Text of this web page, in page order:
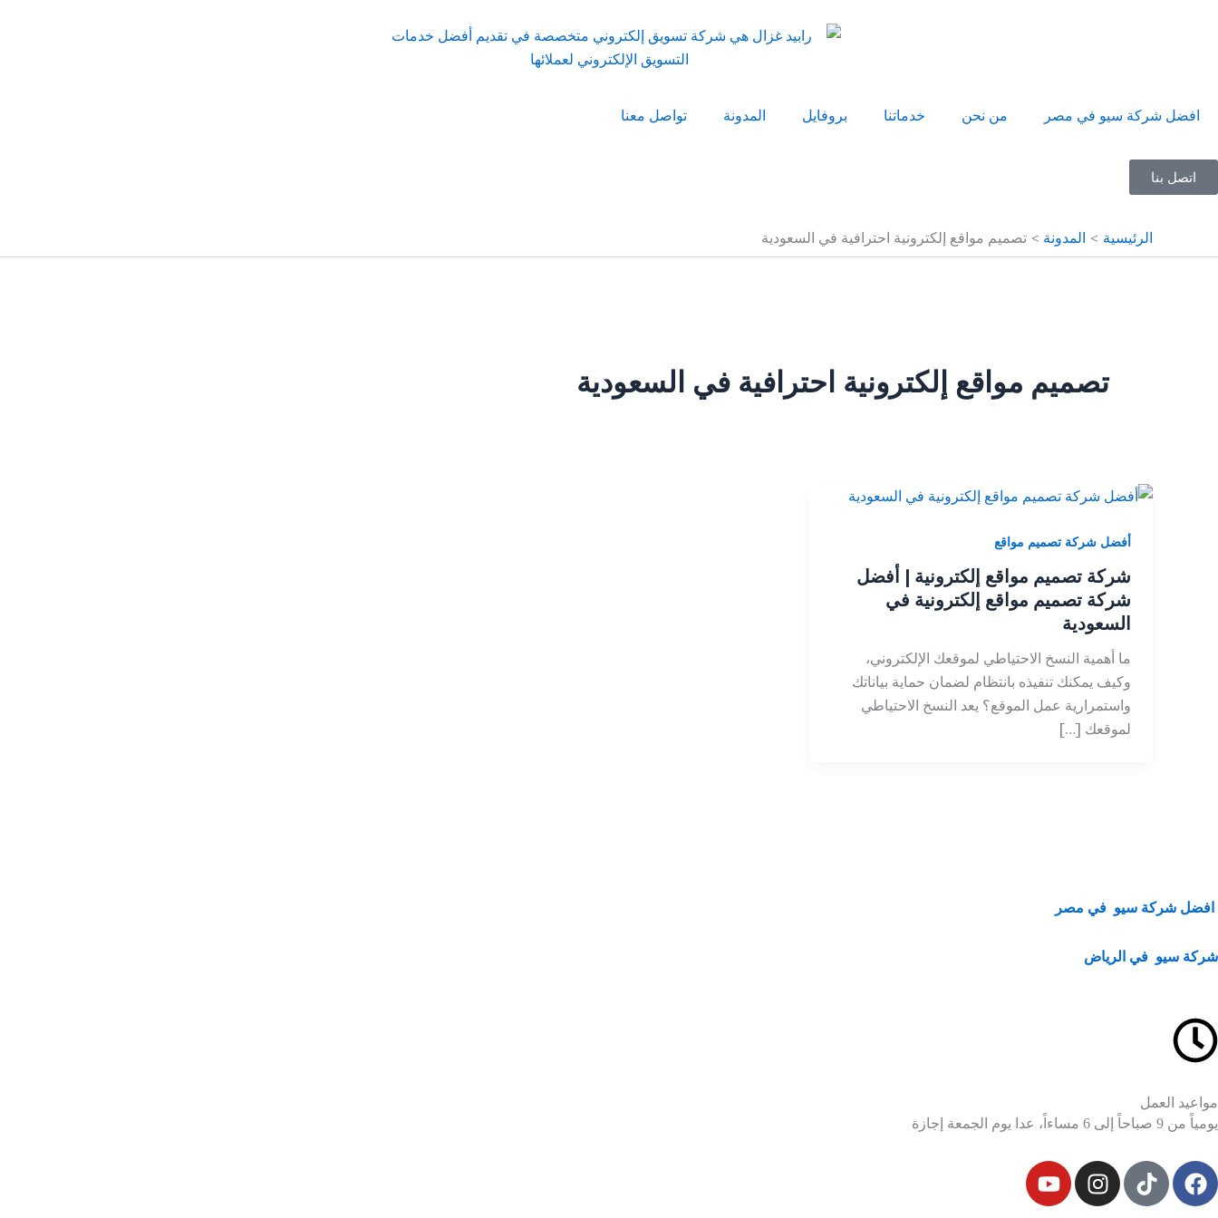
افضل شركة سيو في مصر من نحن خدماتنا بروفايل المدونة تواصل معنا
اتصل بنا
الرئيسية المدونة تصميم مواقع إلكترونية احترافية في السعودية
تصميم مواقع إلكترونية احترافية في السعودية
أفضل شركة تصميم مواقع
شركة تصميم مواقع إلكترونية | أفضل
شركة تصميم مواقع إلكترونية في
السعودية
ما أهمية النسخ الاحتياطي لموقعك الإلكتروني،
وكيف يمكنك تنفيذه بانتظام لضمان حماية بياناتك
واستمرارية عمل الموقع؟ يعد النسخ الاحتياطي
لموقعك […]
افضل شركة سيو في مصر
شركة سيو في الرياض
مواعيد العمل
يومياً من 9 صباحاً إلى 6 مساءاً، عدا يوم الجمعة إجازة
F
a
I
n
Y
o